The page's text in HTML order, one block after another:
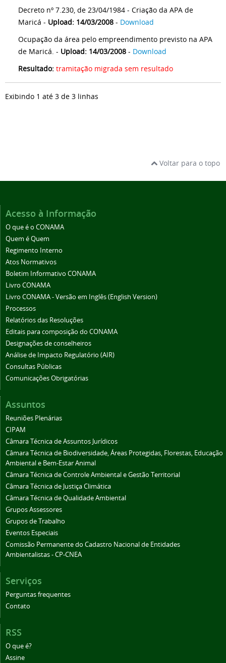
Decreto nº 7.230, de 23/04/1984 - Criação da APA de
Maricá - Upload: 14/03/2008 - Download
Ocupação da área pelo empreendimento previsto na APA
de Maricá. - Upload: 14/03/2008 - Download
Resultado: tramitação migrada sem resultado
Exibindo 1 até 3 de 3 linhas
Voltar para o topo
Acesso à Informação
O que é o CONAMA
Quem é Quem
Regimento Interno
Atos Normativos
Boletim Informativo CONAMA
Livro CONAMA
Livro CONAMA - Versão em Inglês (English Version)
Processos
Relatórios das Resoluções
Editais para composição do CONAMA
Designações de conselheiros
Análise de Impacto Regulatório (AIR)
Consultas Públicas
Comunicações Obrigatórias
Assuntos
Reuniões Plenárias
CIPAM
Câmara Técnica de Assuntos Jurídicos
Câmara Técnica de Biodiversidade, Áreas Protegidas, Florestas, Educação
Ambiental e Bem-Estar Animal
Câmara Técnica de Controle Ambiental e Gestão Territorial
Câmara Técnica de Justiça Climática
Câmara Técnica de Qualidade Ambiental
Grupos Assessores
Grupos de Trabalho
Eventos Especiais
Comissão Permanente do Cadastro Nacional de Entidades
Ambientalistas - CP-CNEA
Serviços
Perguntas frequentes
Contato
RSS
O que é?
Assine